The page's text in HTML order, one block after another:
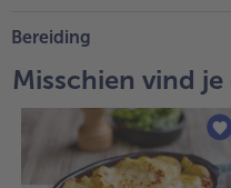
Bereiding
Misschien vind